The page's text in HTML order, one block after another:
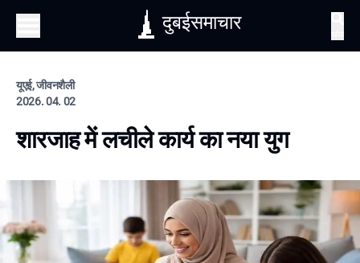
दुबईसमाचार
यूएई, जीवनशैली
2026. 04. 02
शारजाह में लचीले कार्य का नया युग